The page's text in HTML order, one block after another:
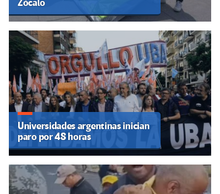
Zócalo
Universidades argentinas inician
paro por 48 horas